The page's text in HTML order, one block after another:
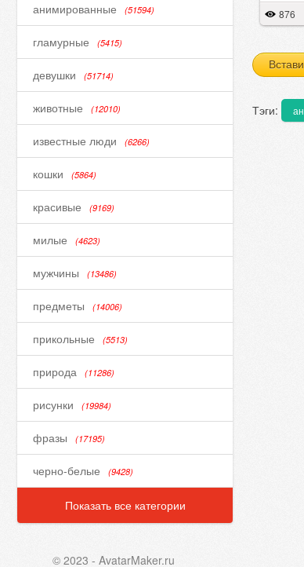
анимированные (51594)
гламурные (5415)
девушки (51714)
животные (12010)
известные люди (6266)
кошки (5864)
красивые (9169)
милые (4623)
мужчины (13486)
предметы (14006)
прикольные (5513)
природа (11286)
рисунки (19984)
фразы (17195)
черно-белые (9428)
Показать все категории
876
Тэги:
© 2023 - AvatarMaker.ru